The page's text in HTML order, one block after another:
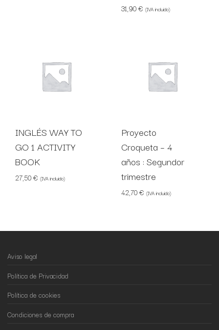
31,90€ (IVA incluido)
INGLÉS WAY TO
GO 1 ACTIVITY
BOOK
27,50€ (IVA incluido)
Proyecto
Croqueta – 4
años : Segundor
trimestre
42,70€ (IVA incluido)
Aviso legal
Política de Privacidad
Política de cookies
Condiciones de compra